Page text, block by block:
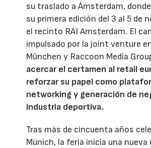
su traslado a Ámsterdam,
su primera edición del 3 al 5 de
el recinto RAI Amsterdam. El
impulsado por la joint venture
München y Raccoon Media
acercar el certamen al retail
reforzar su papel como
networking y generación de
industria deportiva.
Tras más de cincuenta años
Múnich, la feria inicia una nueva